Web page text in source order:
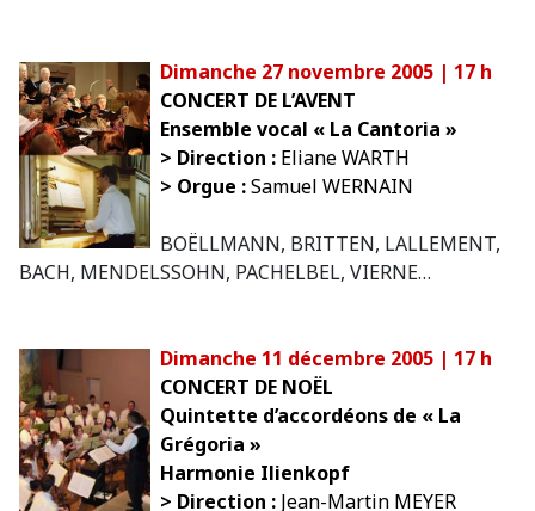
Dimanche 27 novembre 2005 | 17 h
CONCERT DE L’AVENT
Ensemble vocal « La Cantoria »
> Direction : Eliane WARTH
> Orgue :Samuel WERNAIN
BOËLLMANN, BRITTEN, LALLEMENT,
BACH, MENDELSSOHN, PACHELBEL, VIERNE…
Dimanche 11 décembre 2005 | 17 h
CONCERT DE NOËL
Quintette d’accordéons de « La
Grégoria »
Harmonie Ilienkopf
> Direction : Jean-Martin MEYER